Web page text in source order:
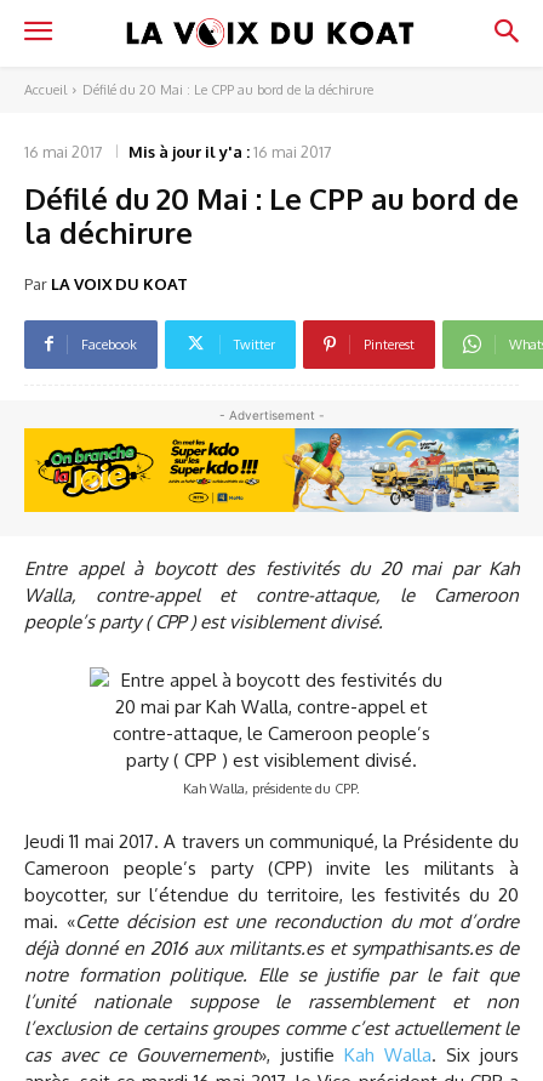
Accueil Défilé du 20 Mai : Le CPP au bord de la déchirure
16 mai 2017 Mis à jour il y'a :16 mai 2017
Défilé du 20 Mai : Le CPP au bord de
la déchirure
Par LA VOIX DU KOAT
Facebook Twitter Pinterest
- Advertisement -
Entre appel à boycott des festivités du 20 mai par Kah
Walla, contre-appeletcontre-attaque, le Cameroon
people’sparty ( CPP ) est visiblement divisé.
Kah Walla, présidente du CPP.
Jeudi 11 mai 2017. A travers un communiqué, la Présidente du
Cameroon people’s party (CPP) invite les militants à
boycotter, sur l’étendue du territoire, les festivités du 20
mai. «Cette décision est une reconduction du mot d’ordre
déjà donné en 2016 aux militants.es et sympathisants.es de
notre formation politique. Elle se justifie par le fait que
l’unité nationale suppose le rassemblement et non
l’exclusion de certains groupes comme c’est actuellement le
cas avec ce Gouvernement», justifie Kah Walla. Six jours